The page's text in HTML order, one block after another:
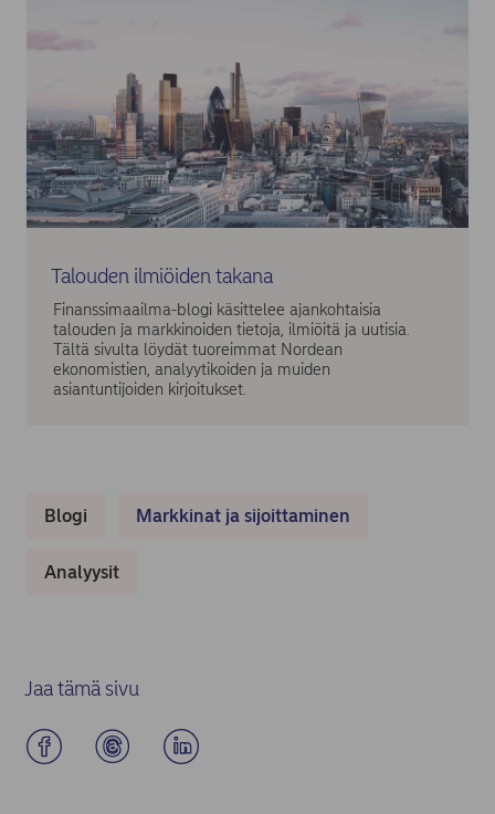
Talouden ilmiöiden takana
Finanssimaailma-blogi käsittelee ajankohtaisia
talouden ja markkinoiden tietoja, ilmiöitä ja uutisia.
Tältä sivulta löydät tuoreimmat Nordean
ekonomistien, analyytikoiden ja muiden
asiantuntijoiden kirjoitukset.
Blogi Markkinat ja sijoittaminen
Analyysit
Jaa tämä sivu